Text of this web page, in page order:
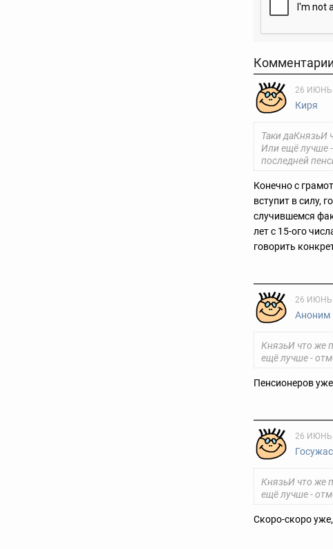
Комментарии
26 ИЮНЬ
Киря
Таки даКнязьИ
Или ещё лучше
последней
Конечно с
вступит в силу,
случившемся
лет с 15-ого
говорить
26 ИЮНЬ
Аноним
КнязьИ что же
ещё лучше -
Пенсионеров
26 ИЮНЬ
Госужас
КнязьИ что же
ещё лучше -
Скоро-скоро